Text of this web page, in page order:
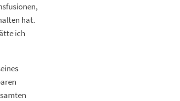
hat.
ich